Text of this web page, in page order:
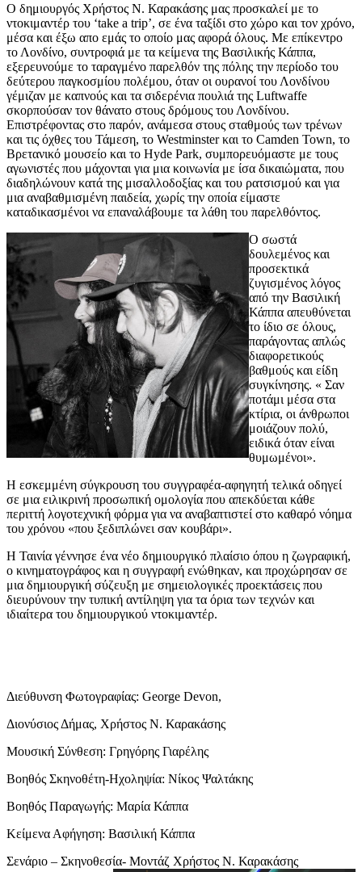
Ο δημιουργός Χρήστος N. Καρακάσης μας προσκαλεί με το
ντοκιμαντέρ του ‘take a trip’, σε ένα ταξίδι στο χώρο και τον χρόνο,
μέσα και έξω απο εμάς το οποίο μας αφορά όλους. Με επίκεντρο
το Λονδίνο, συντροφιά με τα κείμενα της Βασιλικής Κάππα,
εξερευνούμε το ταραγμένο παρελθόν της πόλης την περίοδο του
δεύτερου παγκοσμίου πολέμου, όταν οι ουρανοί του Λονδίνου
γέμιζαν με καπνούς και τα σιδερένια πουλιά της Luftwaffe
σκορπούσαν τον θάνατο στους δρόμους του Λονδίνου.
Επιστρέφοντας στο παρόν, ανάμεσα στους σταθμούς των τρένων
και τις όχθες του Τάμεση, το Westminster και το Camden Town, το
Βρετανικό μουσείο και το Hyde Park, συμπορευόμαστε με τους
αγωνιστές που μάχονται για μια κοινωνία με ίσα δικαιώματα, που
διαδηλώνουν κατά της μισαλλοδοξίας και του ρατσισμού και για
μια αναβαθμισμένη παιδεία, χωρίς την οποία είμαστε
καταδικασμένοι να επαναλάβουμε τα λάθη του παρελθόντος.
Ο σωστά
δουλεμένος και
προσεκτικά
ζυγισμένος λόγος
από την Βασιλική
Κάππα απευθύνεται
το ίδιο σε όλους,
παράγοντας απλώς
διαφορετικούς
βαθμούς και είδη
συγκίνησης. « Σαν
ποτάμι μέσα στα
κτίρια, οι άνθρωποι
μοιάζουν πολύ,
ειδικά όταν είναι
θυμωμένοι».
Η εσκεμμένη σύγκρουση του συγγραφέα-αφηγητή τελικά οδηγεί
σε μια ειλικρινή προσωπική ομολογία που απεκδύεται κάθε
περιττή λογοτεχνική φόρμα για να αναβαπτιστεί στο καθαρό νόημα
του χρόνου «που ξεδιπλώνει σαν κουβάρι».
Η Ταινία γέννησε ένα νέο δημιουργικό πλαίσιο όπου η ζωγραφική,
ο κινηματογράφος και η συγγραφή ενώθηκαν, και προχώρησαν σε
μια δημιουργική σύζευξη με σημειολογικές προεκτάσεις που
διευρύνουν την τυπική αντίληψη για τα όρια των τεχνών και
ιδιαίτερα του δημιουργικού ντοκιμαντέρ.
Διεύθυνση Φωτογραφίας: George Devon,
Διονύσιος Δήμας, Χρήστος Ν. Καρακάσης
Μουσική Σύνθεση: Γρηγόρης Γιαρέλης
Βοηθός Σκηνοθέτη-Ηχοληψία: Νίκος Ψαλτάκης
Βοηθός Παραγωγής: Μαρία Κάππα
Κείμενα Αφήγηση: Βασιλική Κάππα
Σενάριο – Σκηνοθεσία- Μοντάζ Χρήστος Ν. Καρακάσης